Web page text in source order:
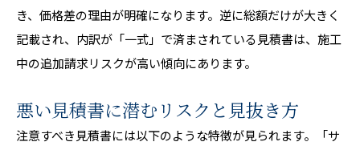
き、価格差の理由が明確になります。逆に総額だけが大きく
記載され、内訳が「一式」で済まされている見積書は、施工
中の追加請求リスクが高い傾向にあります。
悪い見積書に潜むリスクと見抜き方
注意すべき見積書には以下のような特徴が見られます。「サ